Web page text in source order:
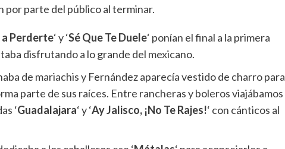
por parte del público al terminar.
Perderte‘ y ‘Sé Que Te Duele‘ ponían el final a la primera
disfrutando a lo grande del mexicano.
de mariachis y Fernández aparecía vestido de charro para
parte de sus raíces. Entre rancheras y boleros viajábamos
‘Guadalajara‘ y ‘Ay Jalisco, ¡No Te Rajes!‘ con cánticos al